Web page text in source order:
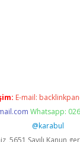
E-mail:
Whatsapp:
@karabul
5651 Sayılı Kanun